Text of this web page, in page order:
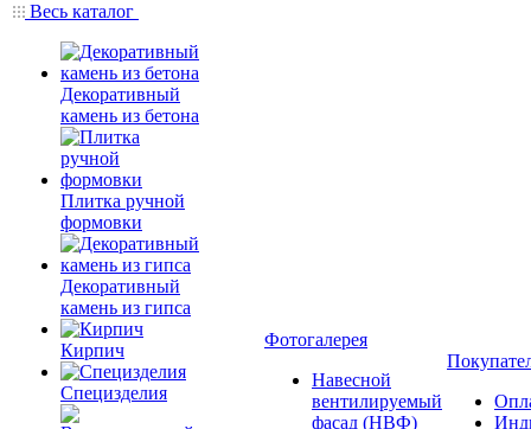
Весь каталог
Декоративный
камень из бетона
Плитка ручной
формовки
Декоративный
камень из гипса
Кирпич
Специзделия
Фотогалерея
Навесной
вентилируемый
фасад (НВФ)